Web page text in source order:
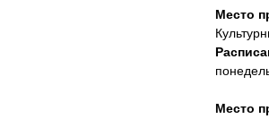
Место
Место